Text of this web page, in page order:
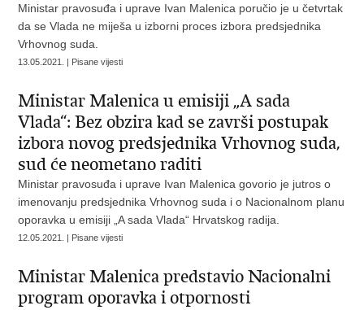
Ministar pravosuđa i uprave Ivan Malenica poručio je u četvrtak
da se Vlada ne miješa u izborni proces izbora predsjednika
Vrhovnog suda.
13.05.2021. | Pisane vijesti
Ministar Malenica u emisiji „A sada
Vlada“: Bez obzira kad se završi postupak
izbora novog predsjednika Vrhovnog suda,
sud će neometano raditi
Ministar pravosuđa i uprave Ivan Malenica govorio je jutros o
imenovanju predsjednika Vrhovnog suda i o Nacionalnom planu
oporavka u emisiji „A sada Vlada“ Hrvatskog radija.
12.05.2021. | Pisane vijesti
Ministar Malenica predstavio Nacionalni
program oporavka i otpornosti